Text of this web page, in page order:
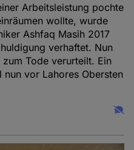
Arbeitsleistung pochte
wollte, wurde
Ashfaq Masih 2017
verhaftet. Nun
Tode verurteilt. Ein
nun vor Lahores Obersten